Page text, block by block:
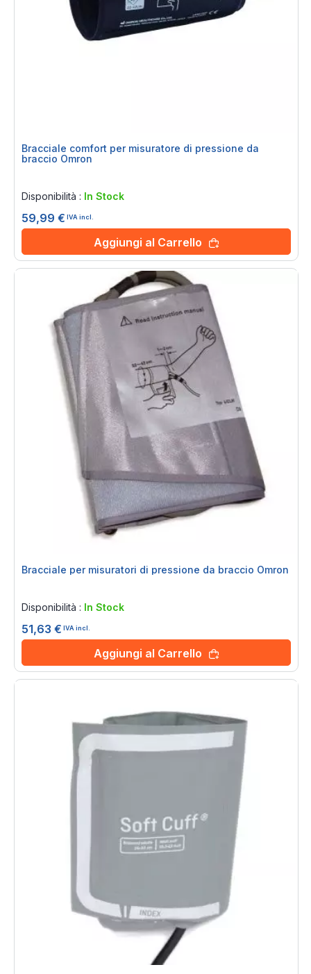
Bracciale comfort per misuratore di pressione da
braccio Omron
Disponibilità : In Stock
59,99 € IVA incl.
Aggiungi al Carrello
Bracciale per misuratori di pressione da braccio Omron
Disponibilità : In Stock
51,63 € IVA incl.
Aggiungi al Carrello